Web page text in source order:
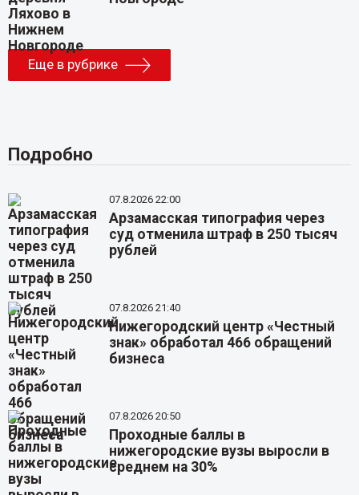
Еще в рубрике
Подробно
07.8.2026 22:00
Арзамасская типография через
суд отменила штраф в 250 тысяч
рублей
07.8.2026 21:40
Нижегородский центр «Честный
знак» обработал 466 обращений
бизнеса
07.8.2026 20:50
Проходные баллы в
нижегородские вузы выросли в
среднем на 30%